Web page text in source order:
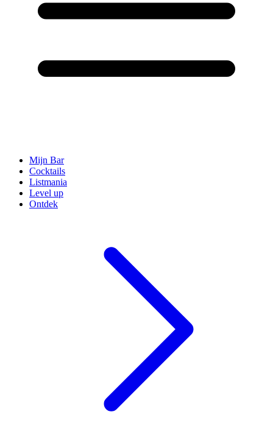
Mijn Bar
Cocktails
Listmania
Level up
Ontdek